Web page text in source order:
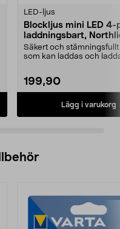
LED-ljus
Blockljus mini LED 4-
laddningsbart,
Säkert och
som kan laddas och
199,90
Lägg i varukorg